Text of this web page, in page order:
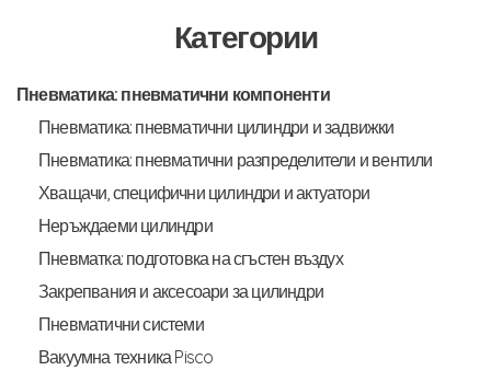
Категории
Пневматика: пневматични компоненти
Пневматика: пневматични цилиндри и задвижки
Пневматика: пневматични разпределители и вентили
Хващачи, специфични цилиндри и актуатори
Неръждаеми цилиндри
Пневматка: подготовка на сгъстен въздух
Закрепвания и аксесоари за цилиндри
Пневматични системи
Вакуумна техника Pisco